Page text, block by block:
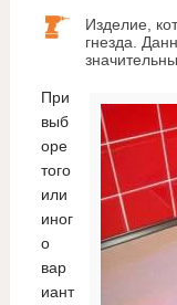
Изделие,
гнезда.
При
выб
оре
того
или
иног
о
вар
иант